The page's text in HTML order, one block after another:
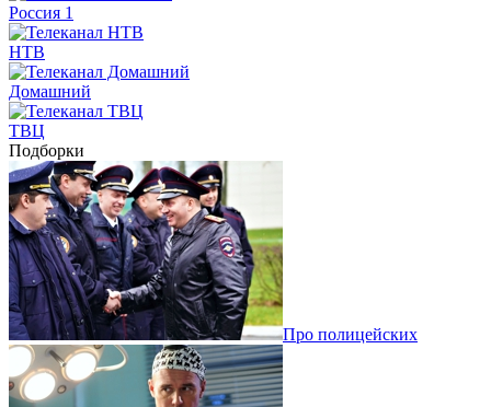
Россия 1
НТВ
Домашний
ТВЦ
Подборки
Про полицейских